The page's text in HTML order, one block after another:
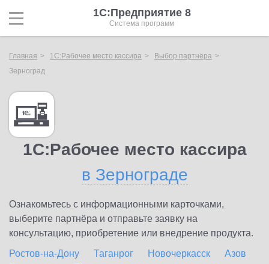
1С:Предприятие 8
Система программ
Главная 1С:Рабочее место кассира
Выбор партнёра
Зерноград
1С:Рабочее место кассира
в Зернограде
Ознакомьтесь с информационными карточками,
выберите партнёра и отправьте заявку на
консультацию, приобретение или внедрение продукта.
Ростов-на-Дону
Таганрог Новочеркасск
Азов